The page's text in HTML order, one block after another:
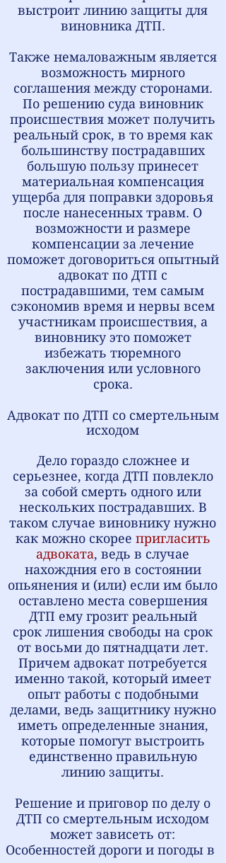
выстроит линию защиты для
виновника ДТП.
Также немаловажным является
возможность мирного
соглашения между сторонами.
По решению суда виновник
происшествия может получить
реальный срок, в то время как
большинству пострадавших
большую пользу принесет
материальная компенсация
ущерба для поправки здоровья
после нанесенных травм. О
возможности и размере
компенсации за лечение
поможет договориться опытный
адвокат по ДТП с
пострадавшими, тем самым
сэкономив время и нервы всем
участникам происшествия, а
виновнику это поможет
избежать тюремного
заключения или условного
срока.
Адвокат по ДТП со смертельным
исходом
Дело гораздо сложнее и
серьезнее, когда ДТП повлекло
за собой смерть одного или
нескольких пострадавших. В
таком случае виновнику нужно
как можно скорее пригласить
адвоката, ведь в случае
нахождния его в состоянии
опьянения и (или) если им было
оставлено места совершения
ДТП ему грозит реальный
срок лишения свободы на срок
от восьми до пятнадцати лет.
Причем адвокат потребуется
именно такой, который имеет
опыт работы с подобными
делами, ведь защитнику нужно
иметь определенные знания,
которые помогут выстроить
единственно правильную
линию защиты.
Решение и приговор по делу о
ДТП со смертельным исходом
может зависеть от:
Особенностей дороги и погоды в